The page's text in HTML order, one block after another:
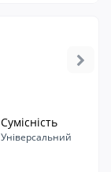
Сумісність
Універсальний